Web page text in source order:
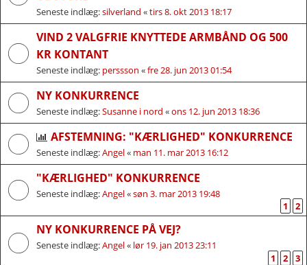
Seneste indlæg:silverland «tirs 8. okt 2013 18:17
VIND 2 VALGFRIE KNYTTEDE ARMBÅND OG 500
KR KONTANT
Seneste indlæg: perssson «fre 28. jun 2013 01:54
NY KONKURRENCE
Seneste indlæg:Susanne i nord «ons 12. jun 2013 18:36
AFSTEMNING: "KÆRLIGHED" KONKURRENCE
Seneste indlæg:Angel« man 11. mar 2013 16:12
"KÆRLIGHED" KONKURRENCE
Seneste indlæg:Angel«søn 3. mar 2013 19:48
1
2
NY KONKURRENCE PÅ VEJ?
Seneste indlæg:Angel« lør 19. jan 2013 23:11
1
2 3